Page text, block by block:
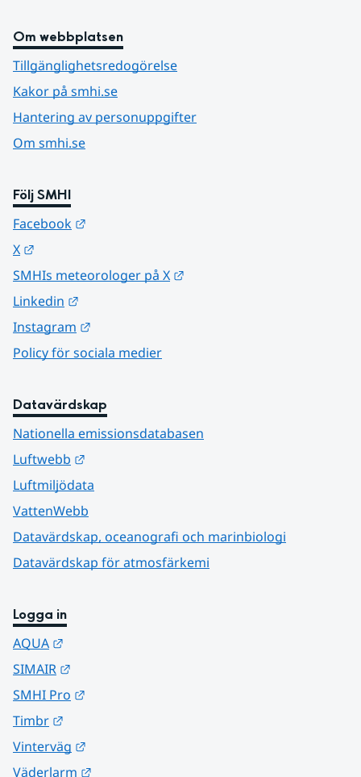
Om webbplatsen
Tillgänglighetsredogörelse
Kakor på smhi.se
Hantering av personuppgifter
Om smhi.se
Följ SMHI
Facebook
X
SMHIs meteorologer på X
Linkedin
Instagram
Policy för sociala medier
Datavärdskap
Nationella emissionsdatabasen
Luftwebb
Luftmiljödata
VattenWebb
Datavärdskap, oceanografi och marinbiologi
Datavärdskap för atmosfärkemi
Logga in
AQUA
SIMAIR
SMHI Pro
Timbr
Vinterväg
Väderlarm